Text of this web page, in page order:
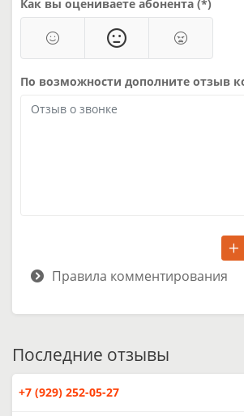
Как вы оцениваете абонента (*)
По возможности дополните отзыв
Правила комментирования
Последние отзывы
+7 (929) 252-05-27